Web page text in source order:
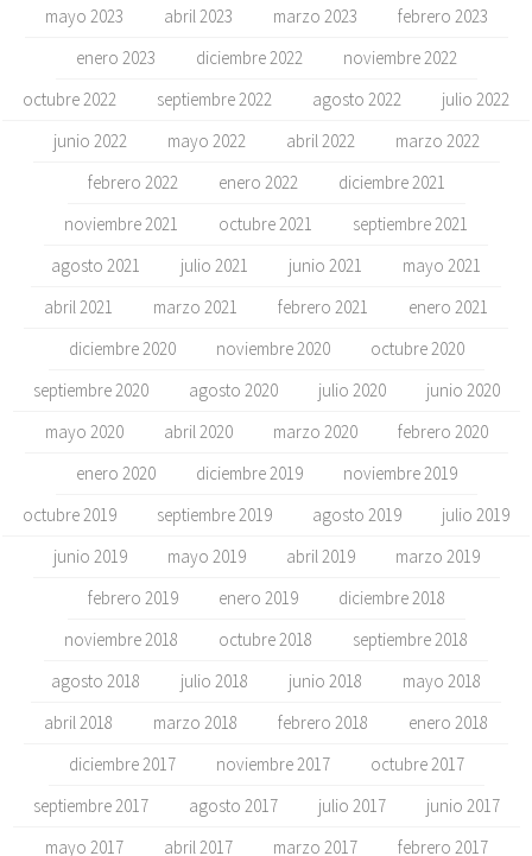
mayo 2023
abril 2023 marzo 2023
febrero 2023
enero 2023
diciembre 2022
noviembre 2022
octubre 2022
septiembre 2022 agosto 2022
julio 2022
junio 2022
mayo 2022 abril 2022
marzo 2022
febrero 2022
enero 2022
diciembre 2021
noviembre 2021
octubre 2021
septiembre 2021
agosto 2021
julio 2021 junio 2021
mayo 2021
abril 2021
marzo 2021 febrero 2021
enero 2021
diciembre 2020
noviembre 2020
octubre 2020
septiembre 2020
agosto 2020 julio 2020
junio 2020
mayo 2020
abril 2020 marzo 2020
febrero 2020
enero 2020
diciembre 2019
noviembre 2019
octubre 2019
septiembre 2019 agosto 2019
julio 2019
junio 2019
mayo 2019 abril 2019
marzo 2019
febrero 2019
enero 2019
diciembre 2018
noviembre 2018
octubre 2018
septiembre 2018
agosto 2018
julio 2018 junio 2018
mayo 2018
abril 2018
marzo 2018 febrero 2018
enero 2018
diciembre 2017
noviembre 2017
octubre 2017
septiembre 2017
agosto 2017 julio 2017
junio 2017
mayo 2017
abril 2017 marzo 2017 febrero 2017